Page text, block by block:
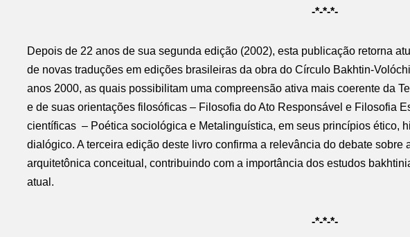
-*-*-*-
Depois de 22 anos de sua segunda edição (2002), esta publicação retorna
de novas traduções em edições brasileiras da obra do Círculo Bakhtin-
anos 2000, as quais possibilitam uma compreensão ativa mais coerente da
e de suas orientações filosóficas – Filosofia do Ato Responsável e Filosofia
científicas – Poética sociológica e Metalinguística, em seus princípios ético,
dialógico. A terceira edição deste livro confirma a relevância do debate sobre
arquitetônica conceitual, contribuindo com a importância dos estudos
atual.
-*-*-*-